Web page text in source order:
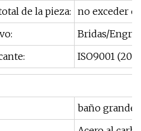
de la pieza: no exceder
Bridas/
ISO9001
baño grande